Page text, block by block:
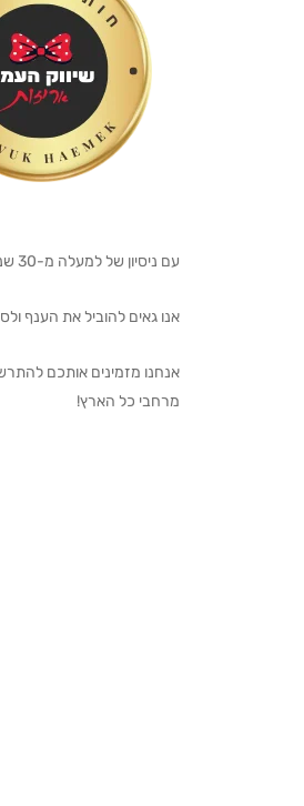
עם ניסיון של למעלה מ-30 שנים,
אנו גאים להוביל את הענף
מרחבי כל הארץ!